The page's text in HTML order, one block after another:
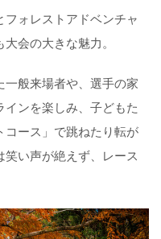
ォレストアドベンチャ
会の大きな魅力。
般来場者や、選手の家
ンを楽しみ、子どもた
コース」で跳ねたり転が
い声が絶えず、レース